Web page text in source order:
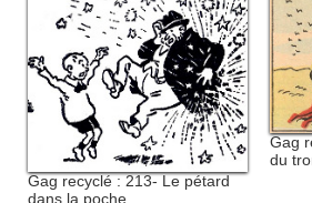
Gag recyclé : 213- Le pétard
dans la poche
Gag
du